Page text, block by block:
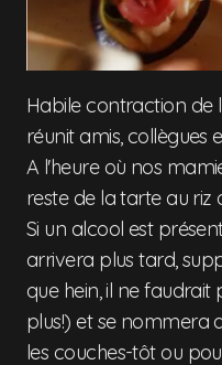
Habile contraction de
réunit amis, collègues
A l'heure où nos
reste de la tarte au riz
Si un alcool est
arrivera plus tard,
que hein, il ne
plus!) et se nommera
les couches-tôt ou